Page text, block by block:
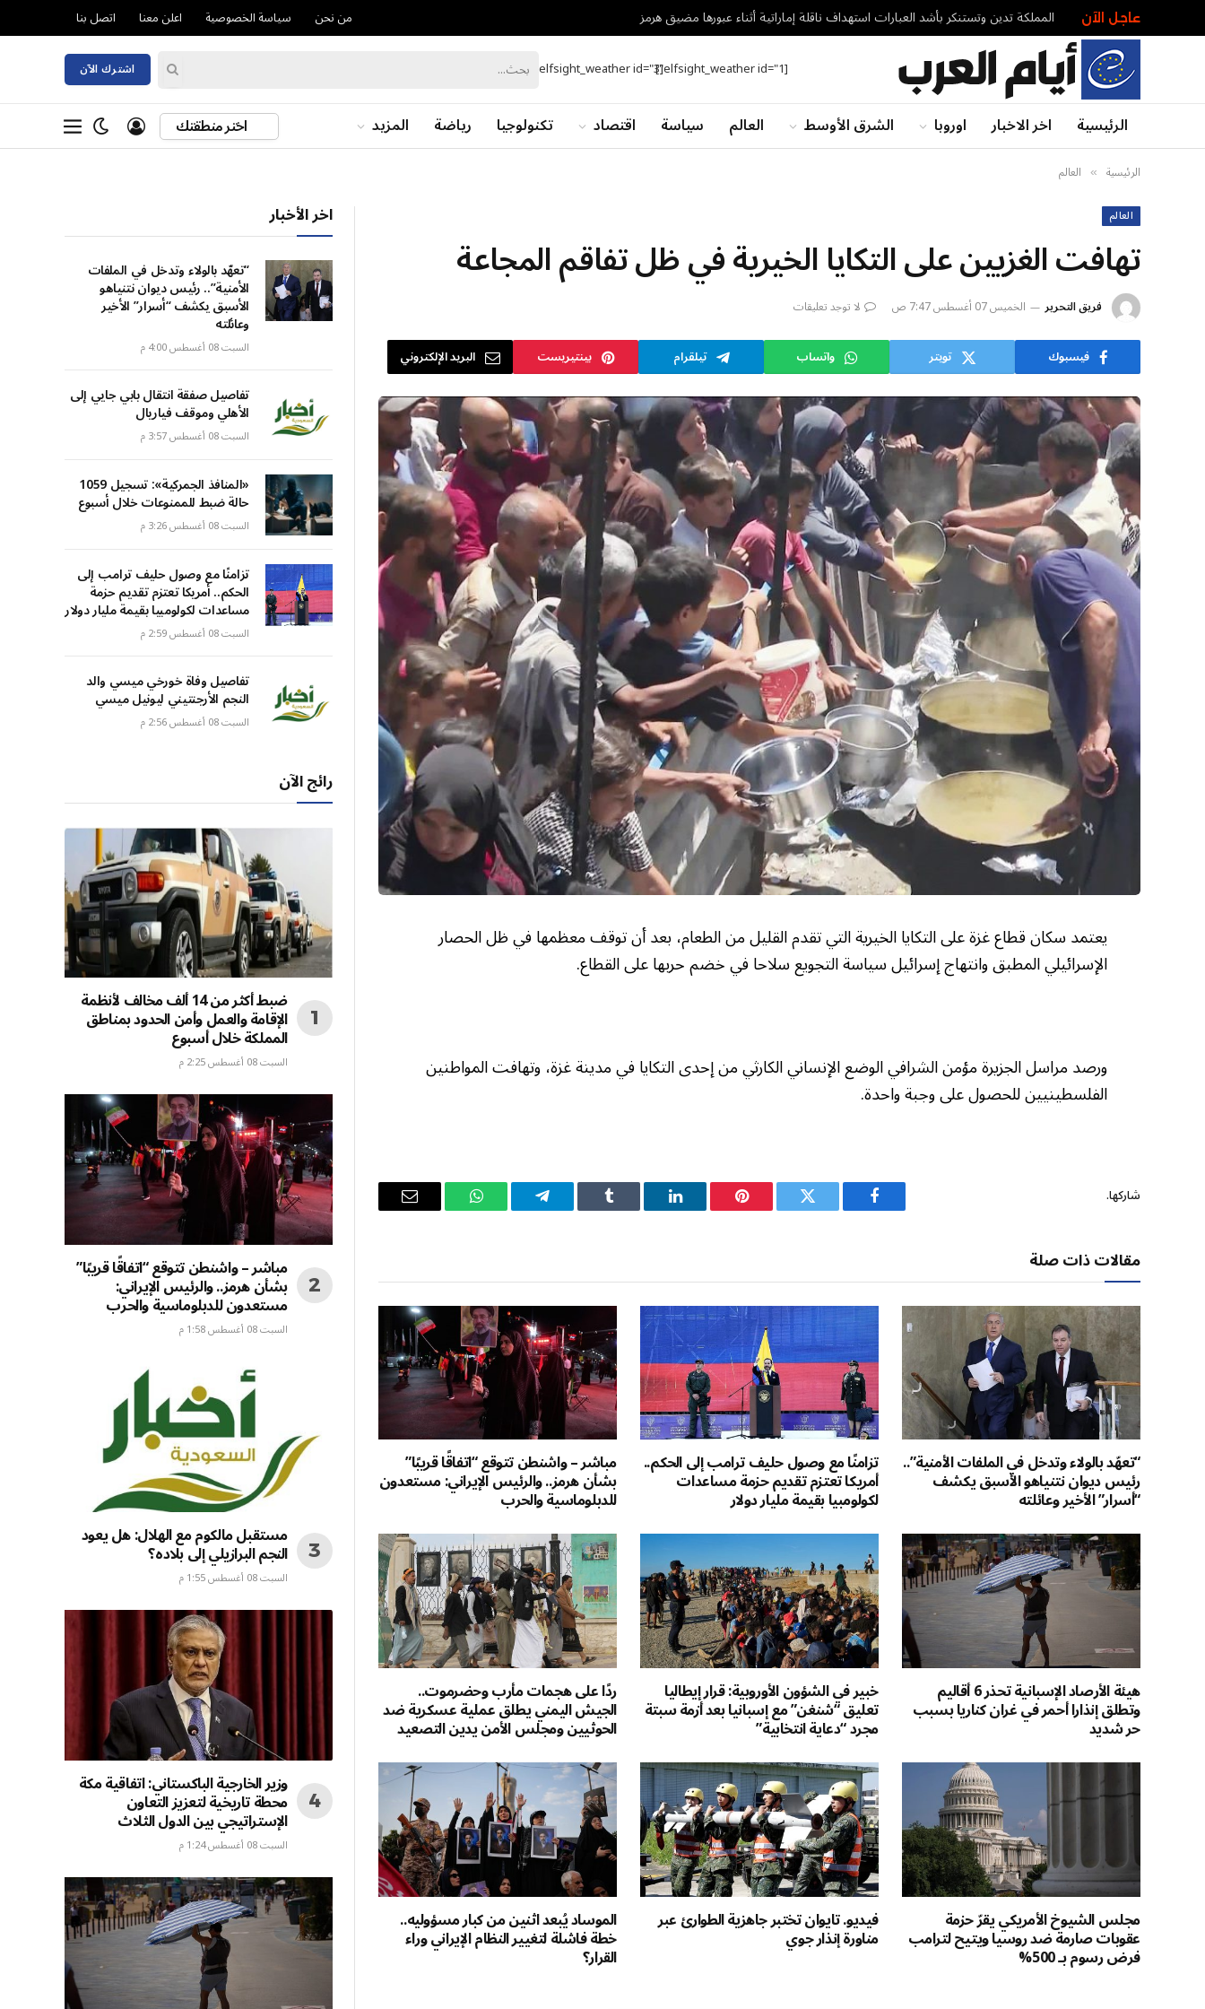
عاجل الآن المملكة تدين وتستنكر بأشد العبارات استهداف ناقلة إماراتية أثناء عبورها مضيق هرمز من نحن سياسة الخصوصية اعلن معنا اتصل بنا
[elfsight_weather id="1"]
[elfsight_weather id="3"] اشترك الآن
الرئيسية اخر الاخبار اوروبا الشرق الأوسط العالم سياسة اقتصاد تكنولوجيا رياضة المزيد اختر منطقتك
الرئيسية » العالم
العالم
تهافت الغزيين على التكايا الخيرية في ظل تفاقم المجاعة
فريق التحرير الخميس 07 أغسطس 7:47 ص لا توجد تعليقات
فيسبوك تويتر واتساب تيلقرام بينتيريست البريد الإلكتروني
يعتمد سكان قطاع غزة على التكايا الخيرية التي تقدم القليل من الطعام، بعد أن توقف معظمها في ظل الحصار
الإسرائيلي المطبق وانتهاج إسرائيل سياسة التجويع سلاحا في خضم حربها على القطاع.
ورصد مراسل الجزيرة مؤمن الشرافي الوضع الإنساني الكارثي من إحدى التكايا في مدينة غزة، وتهافت المواطنين
الفلسطينيين للحصول على وجبة واحدة.
شاركها.
فيسبوك تويتر بينتيريستلينكدإن Tumblr تيلقرام واتساب
البريد
مقالات ذات صلة
“تعهّد بالولاء وتدخل في الملفات الأمنية”..
رئيس ديوان نتنياهو الأسبق يكشف
“أسرار” الأخير وعائلته
تزامنًا مع وصول حليف ترامب إلى الحكم..
أمريكا تعتزم تقديم حزمة مساعدات
لكولومبيا بقيمة مليار دولار
مباشر – واشنطن تتوقع “اتفاقًا قريبًا”
بشأن هرمز.. والرئيس الإيراني: مستعدون
للدبلوماسية والحرب
هيئة الأرصاد الإسبانية تحذر 6 أقاليم
وتطلق إنذارا أحمر في غران كناريا بسبب
حر شديد
خبير في الشؤون الأوروبية: قرار إيطاليا
تعليق “شنغن” مع إسبانيا بعد أزمة سبتة
مجرد “دعاية انتخابية”
ردًا على هجمات مأرب وحضرموت..
الجيش اليمني يطلق عملية عسكرية ضد
الحوثيين ومجلس الأمن يدين التصعيد
مجلس الشيوخ الأمريكي يقرّ حزمة
عقوبات صارمة ضد روسيا ويتيح لترامب
فرض رسوم بـ 500%
فيديو. تايوان تختبر جاهزية الطوارئ عبر
مناورة إنذار جوي
الموساد يُبعد اثنين من كبار مسؤوليه..
خطة فاشلة لتغيير النظام الإيراني وراء
القرار؟
اخر الأخبار
“تعهّد بالولاء وتدخل في الملفات
الأمنية”.. رئيس ديوان نتنياهو
الأسبق يكشف “أسرار” الأخير
وعائلته
السبت 08 أغسطس 4:00 م
تفاصيل صفقة انتقال بابي جايي إلى
الأهلي وموقف فياريال
السبت 08 أغسطس 3:57 م
«المنافذ الجمركية»: تسجيل 1059
حالة ضبط للممنوعات خلال أسبوع
السبت 08 أغسطس 3:26 م
تزامنًا مع وصول حليف ترامب إلى
الحكم.. أمريكا تعتزم تقديم حزمة
مساعدات لكولومبيا بقيمة مليار دولار
السبت 08 أغسطس 2:59 م
تفاصيل وفاة خورخي ميسي والد
النجم الأرجنتيني ليونيل ميسي
السبت 08 أغسطس 2:56 م
رائج الآن
ضبط أكثر من 14 ألف مخالف لأنظمة
الإقامة والعمل وأمن الحدود بمناطق
المملكة خلال أسبوع
السبت 08 أغسطس 2:25 م
مباشر – واشنطن تتوقع “اتفاقًا قريبًا”
بشأن هرمز.. والرئيس الإيراني:
مستعدون للدبلوماسية والحرب
السبت 08 أغسطس 1:58 م
مستقبل مالكوم مع الهلال: هل يعود
النجم البرازيلي إلى بلاده؟
السبت 08 أغسطس 1:55 م
وزير الخارجية الباكستاني: اتفاقية مكة
محطة تاريخية لتعزيز التعاون
الإستراتيجي بين الدول الثلاث
السبت 08 أغسطس 1:24 م